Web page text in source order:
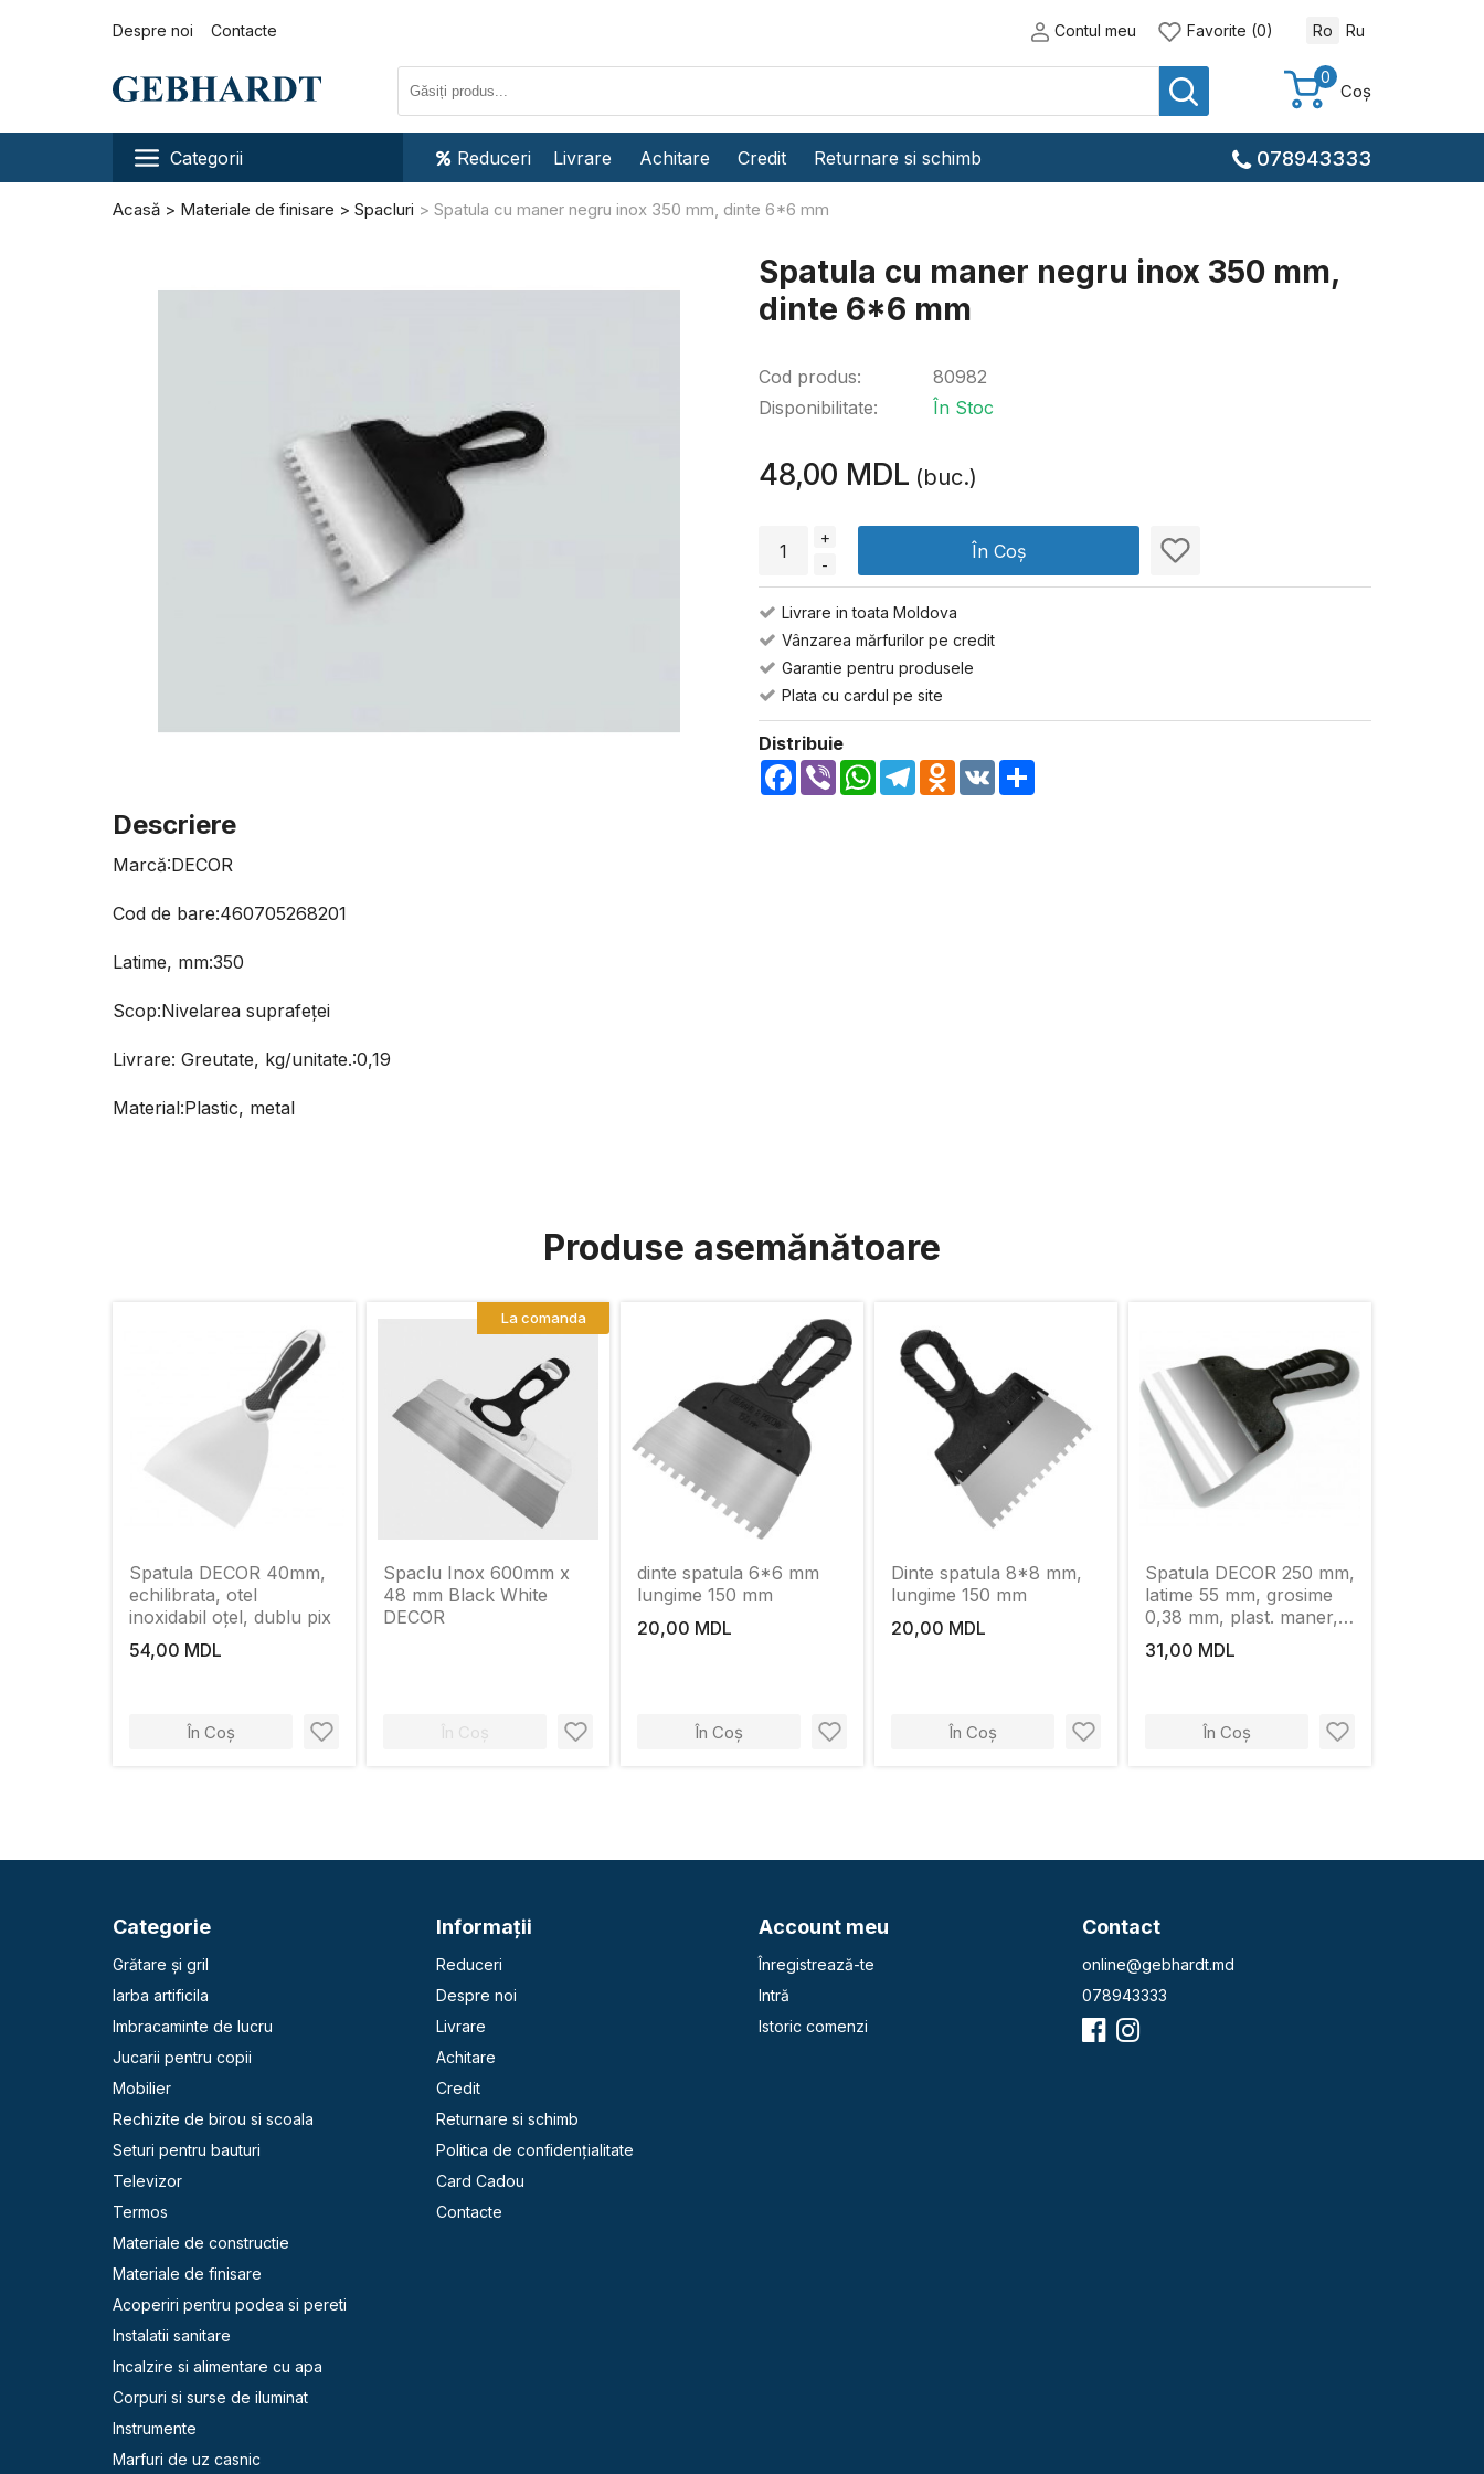
Despre noi Contacte Contul meu Favorite (0) Ro Ru
0
Coș
Categorii Reduceri Livrare Achitare Credit Returnare si schimb 078943333
Acasă Materiale de finisare Spacluri Spatula cu maner negru inox 350 mm, dinte 6*6 mm
Descriere
Marcă:DECOR
Cod de bare:460705268201
Latime, mm:350
Scop:Nivelarea suprafeței
Livrare: Greutate, kg/unitate.:0,19
Material:Plastic, metal
Spatula cu maner negru inox 350 mm,
dinte 6*6 mm
Cod produs:
Disponibilitate:
80982
În Stoc
48,00 MDL (buc.)
+
-
În Coș
Livrare in toata Moldova
Vânzarea mărfurilor pe credit
Garantie pentru produsele
Plata cu cardul pe site
Distribuie
Facebook
Viber WhatsApp
TelegramOdnoklassniki
VK
Produse asemănătoare
Spatula DECOR 40mm,
echilibrata, otel
inoxidabil oțel, dublu pix
54,00 MDL
În Coș
Spaclu Inox 600mm x
48 mm Black White
DECOR
În Coș
La comanda
dinte spatula 6*6 mm
lungime 150 mm
20,00 MDL
În Coș
Dinte spatula 8*8 mm,
lungime 150 mm
20,00 MDL
În Coș
Spatula DECOR 250 mm,
latime 55 mm, grosime
0,38 mm, plast. maner,
otel inoxidabil otel
31,00 MDL
În Coș
Categorie
Grătare și gril
Iarba artificila
Imbracaminte de lucru
Jucarii pentru copii
Mobilier
Rechizite de birou si scoala
Seturi pentru bauturi
Televizor
Termos
Materiale de constructie
Materiale de finisare
Acoperiri pentru podea si pereti
Instalatii sanitare
Incalzire si alimentare cu apa
Corpuri si surse de iluminat
Instrumente
Marfuri de uz casnic
Informaţii
Reduceri
Despre noi
Livrare
Achitare
Credit
Returnare si schimb
Politica de confidențialitate
Card Cadou
Contacte
Account meu
Înregistrează-te
Intră
Istoric comenzi
Contact
online@gebhardt.md
078943333